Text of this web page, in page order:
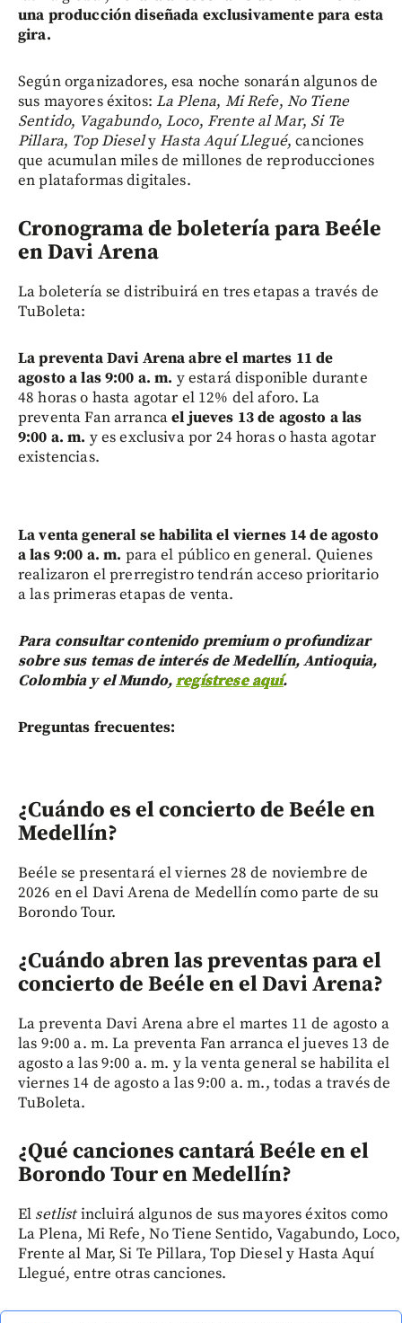
una producción diseñada exclusivamente para esta
gira.
Según organizadores, esa noche sonarán algunos de
sus mayores éxitos: La Plena, Mi Refe, No Tiene
Sentido, Vagabundo,Loco, Frente al Mar, Si Te
Pillara, Top DieselyHasta Aquí Llegué, canciones
que acumulan miles de millones de reproducciones
en plataformas digitales.
Cronograma de boletería para Beéle
en Davi Arena
La boletería se distribuirá en tres etapas a través de
TuBoleta:
La preventa Davi Arena abre el martes 11 de
agosto a las 9:00 a. m. y estará disponible durante
48 horas o hasta agotar el 12% del aforo. La
preventa Fan arrancael jueves 13 de agosto a las
9:00 a. m. y es exclusiva por 24 horas o hasta agotar
existencias.
La venta general se habilita el viernes 14 de agosto
a las 9:00 a. m. para el público en general. Quienes
realizaron el prerregistro tendrán acceso prioritario
a las primeras etapas de venta.
Para consultar contenido premium o profundizar
sobre sus temas de interés de Medellín, Antioquia,
Colombia y el Mundo,regístrese aquí.
Preguntas frecuentes:
¿Cuándo es el concierto de Beéle en
Medellín?
Beéle se presentará el viernes 28 de noviembre de
2026 en el Davi Arena de Medellín como parte de su
Borondo Tour.
¿Cuándo abren las preventas para el
concierto de Beéle en el Davi Arena?
La preventa Davi Arena abre el martes 11 de agosto a
las 9:00 a. m. La preventa Fan arranca el jueves 13 de
agosto a las 9:00 a. m. y la venta general se habilita el
viernes 14 de agosto a las 9:00 a. m., todas a través de
TuBoleta.
¿Qué canciones cantará Beéle en el
Borondo Tour en Medellín?
El setlistincluirá algunos de sus mayores éxitos como
La Plena, Mi Refe, No Tiene Sentido, Vagabundo, Loco,
Frente al Mar, Si Te Pillara, Top Diesel y Hasta Aquí
Llegué, entre otras canciones.